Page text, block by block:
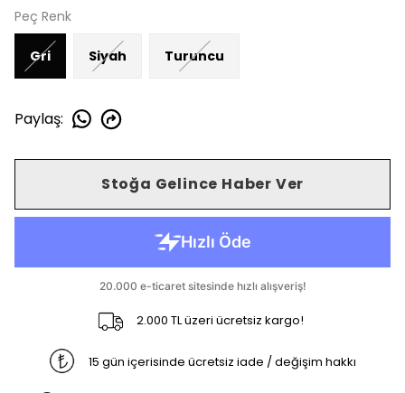
Peç Renk
Gri Siyah Turuncu
Paylaş:
Stoğa Gelince Haber Ver
2.000 TL üzeri ücretsiz kargo!
15 gün içerisinde ücretsiz iade / değişim hakkı